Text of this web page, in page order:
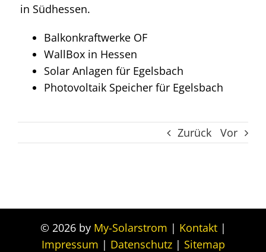
in Südhessen.
Balkonkraftwerke OF
WallBox in Hessen
Solar Anlagen für Egelsbach
Photovoltaik Speicher für Egelsbach
Zurück Vor
© 2026 by My-Solarstrom | Kontakt|
Impressum | Datenschutz| Sitemap